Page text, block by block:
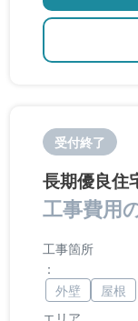
受付終了
長期優良住
工事費用
エリア
工事箇所
：
外壁
屋根